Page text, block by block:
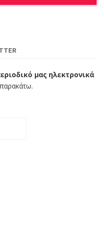
μας ηλεκτρονικά